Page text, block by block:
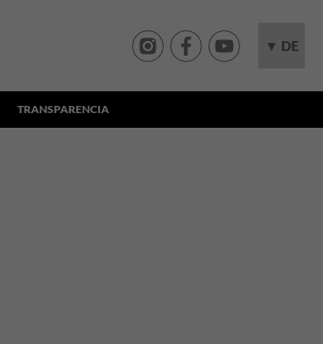
▼ DE
TRANSPARENCIA